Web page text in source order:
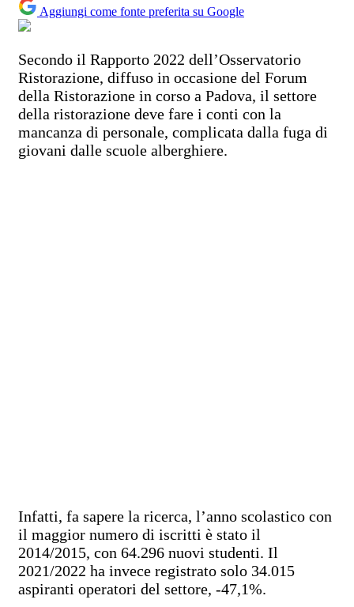
Aggiungi come fonte preferita su Google
Secondo il Rapporto 2022 dell’Osservatorio
Ristorazione, diffuso in occasione del Forum
della Ristorazione in corso a Padova, il settore
della ristorazione deve fare i conti con la
mancanza di personale, complicata dalla fuga di
giovani dalle scuole alberghiere.
Infatti, fa sapere la ricerca, l’anno scolastico con
il maggior numero di iscritti è stato il
2014/2015, con 64.296 nuovi studenti. Il
2021/2022 ha invece registrato solo 34.015
aspiranti operatori del settore, -47,1%.